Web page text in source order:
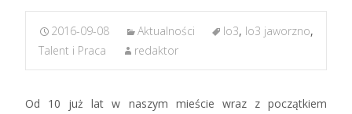
2016-09-08 Aktualności lo3, lo3 jaworzno,
Talent i Praca
redaktor
Od 10 już lat w naszym mieście wraz z początkiem